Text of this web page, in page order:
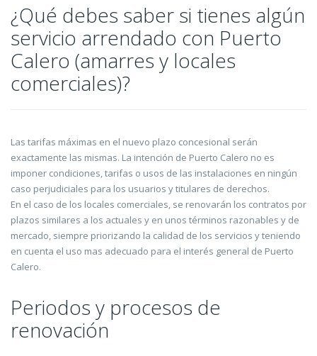
¿Qué debes saber si tienes algún
servicio arrendado con Puerto
Calero (amarres y locales
comerciales)?
Las tarifas máximas en el nuevo plazo concesional serán
exactamente las mismas. La intención de Puerto Calero no es
imponer condiciones, tarifas o usos de las instalaciones en ningún
caso perjudiciales para los usuarios y titulares de derechos.
En el caso de los locales comerciales, se renovarán los contratos por
plazos similares a los actuales y en unos términos razonables y de
mercado, siempre priorizando la calidad de los servicios y teniendo
en cuenta el uso mas adecuado para el interés general de Puerto
Calero.
Periodos y procesos de
renovación